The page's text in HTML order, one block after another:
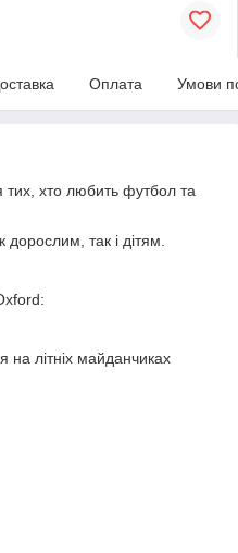
Оплата Умови
хто любить футбол та
так і дітям.
на літніх майданчиках